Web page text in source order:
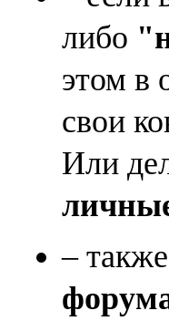
либо
этом в
свои
Или
–